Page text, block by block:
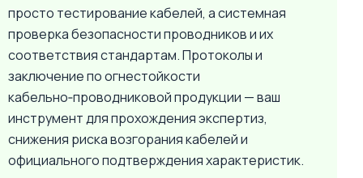
просто тестирование кабелей, а системная
проверка безопасности проводников и их
соответствия стандартам. Протоколы и
заключение по огнестойкости
кабельно‑проводниковой продукции — ваш
инструмент для прохождения экспертиз,
снижения риска возгорания кабелей и
официального подтверждения характеристик.